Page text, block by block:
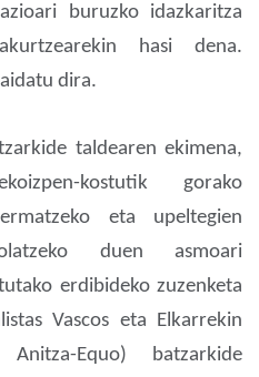
buruzko idazkaritza
hasi dena.
dira.
taldearen ekimena,
kostutik gorako
eta upeltegien
duen asmoari
erdibideko zuzenketa
Vascos eta Elkarrekin
Anitza-Equo) batzarkide